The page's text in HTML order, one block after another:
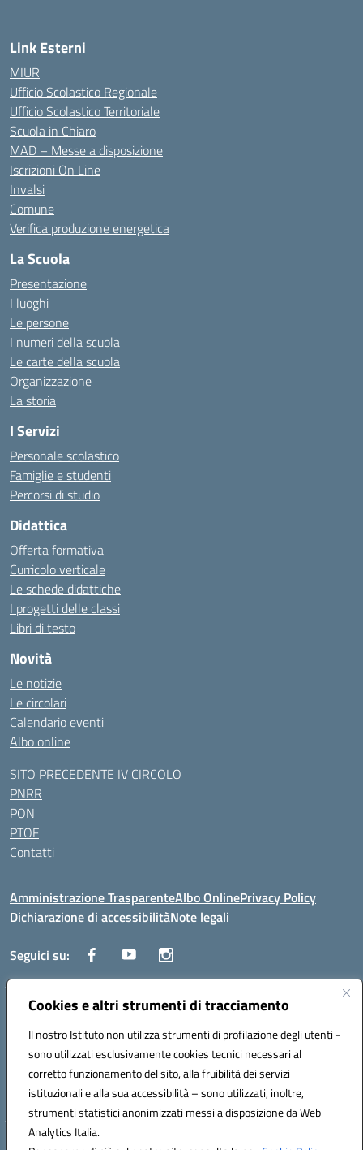
Cookies e altri strumenti di tracciamento
Il nostro Istituto non utilizza strumenti di profilazione degli utenti -
sono utilizzati esclusivamente cookies tecnici necessari al
corretto funzionamento del sito, alla fruibilità dei servizi
istituzionali e alla sua accessibilità – sono utilizzati, inoltre,
strumenti statistici anonimizzati messi a disposizione da Web
Analytics Italia.
Link Esterni
MIUR
Ufficio Scolastico Regionale
Ufficio Scolastico Territoriale
Scuola in Chiaro
MAD – Messe a disposizione
Iscrizioni On Line
Invalsi
Comune
Verifica produzione energetica
La Scuola
Presentazione
I luoghi
Le persone
I numeri della scuola
Le carte della scuola
Organizzazione
La storia
I Servizi
Personale scolastico
Famiglie e studenti
Percorsi di studio
Didattica
Offerta formativa
Curricolo verticale
Le schede didattiche
I progetti delle classi
Libri di testo
Novità
Le notizie
Le circolari
Calendario eventi
Albo online
SITO PRECEDENTE IV CIRCOLO
PNRR
PON
PTOF
Contatti
Amministrazione TrasparenteAlbo OnlinePrivacy Policy
Dichiarazione di accessibilitàNote legali
Seguici su:
Traversa Fondo d'Orto n.19B - Cap 80053 - Castellammare di Stabia
(NA) - Tel. 0818701043 - Mail: naic847006@istruzione.it - PEC:
Codice meccanografico: NAIC847006 - Codice iPA: istsc_naic847006 -
C.F. 82009060631 - Codice univoco fatturazione elettronica (CUF):
UFUAUC
Hosting & Powered by 3D Solution S.r.l.